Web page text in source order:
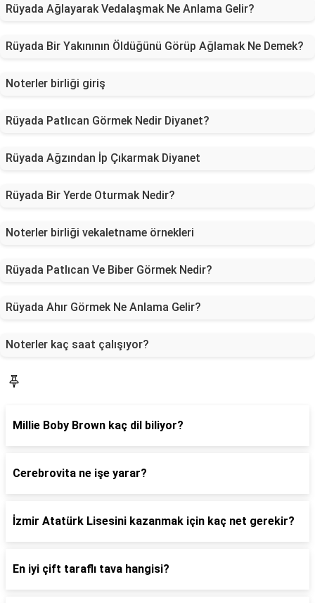
Rüyada Ağlayarak Vedalaşmak Ne Anlama Gelir?
Rüyada Bir Yakınının Öldüğünü Görüp Ağlamak Ne Demek?
Noterler birliği giriş
Rüyada Patlıcan Görmek Nedir Diyanet?
Rüyada Ağzından İp Çıkarmak Diyanet
Rüyada Bir Yerde Oturmak Nedir?
Noterler birliği vekaletname örnekleri
Rüyada Patlıcan Ve Biber Görmek Nedir?
Rüyada Ahır Görmek Ne Anlama Gelir?
Noterler kaç saat çalışıyor?
Millie Boby Brown kaç dil biliyor?
Cerebrovita ne işe yarar?
İzmir Atatürk Lisesini kazanmak için kaç net gerekir?
En iyi çift taraflı tava hangisi?